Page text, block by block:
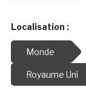
Localisation :
Monde
Royaume Uni